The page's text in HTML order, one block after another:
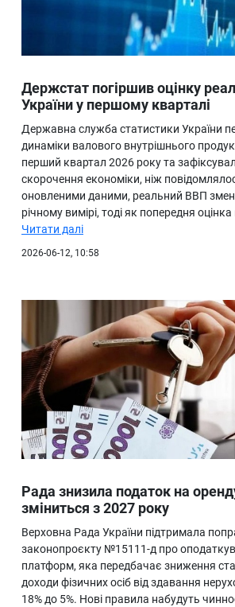
Держстат погіршив оцінку
України у першому кварталі
Державна служба статистики України
динаміки валового внутрішнього
перший квартал 2026 року та
скорочення економіки, ніж
оновленими даними, реальний ВВП
річному вимірі, тоді як попередня
Читати далі
2026-06-12, 10:58
Рада знизила податок на
зміниться з 2027 року
Верховна Рада України підтримала
законопроєкту №15111-д про
платформ, яка передбачає зниження
доходи фізичних осіб від здавання
18% до 5%. Нові правила набудуть